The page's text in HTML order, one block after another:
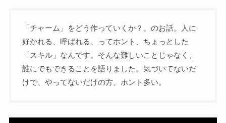
「チャーム」をどう作っていくか？。のお話。人に
好かれる、呼ばれる、ってホント、ちょっとした
「スキル」なんです。そんな難しいことじゃなく、
誰にでもできることを語りました。気づいてないだ
けで、やってないだけの方、ホント多い。